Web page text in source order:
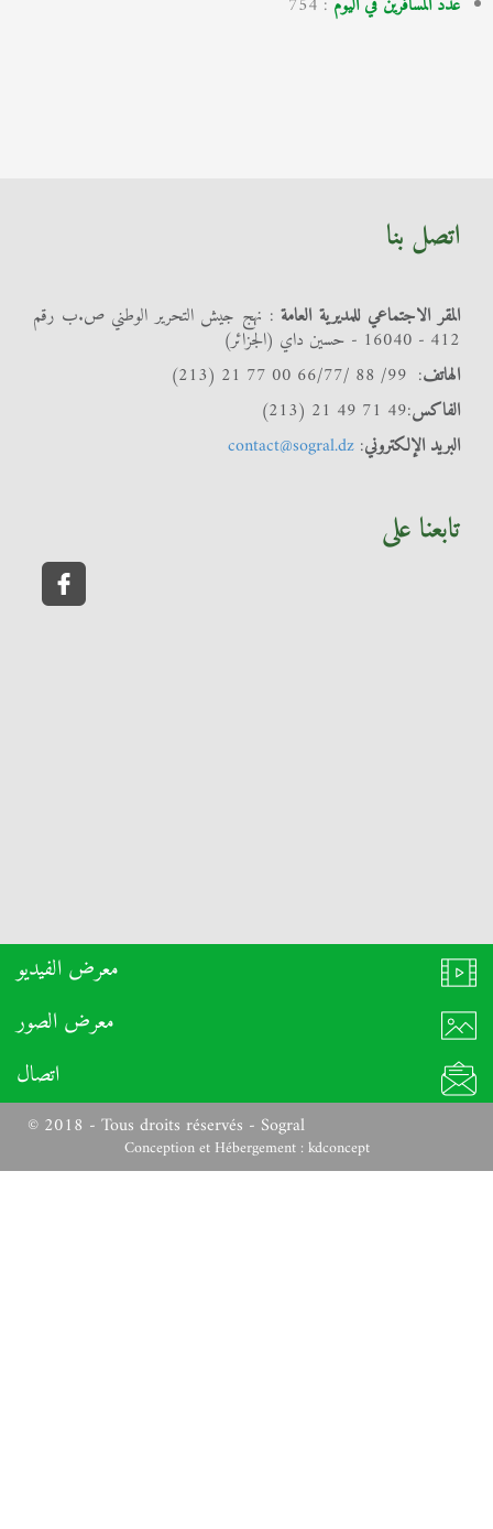
اتصل بنا
المقر الاجتماعي للمديرية العامة : نهج جيش التحرير الوطني ص.ب رقم
412 - 16040 - حسين داي (الجزائر)
الهاتف: 99/ 88 /66/77 00 77 21 (213)
الفاكس:49 71 49 21 (213)
البريد الإلكتروني:
contact@sogral.dz
تابعنا على
معرض الفيديو
معرض الصور
اتصال
© 2018 - Tous droits réservés - Sogral
Conception et Hébergement : kdconcept